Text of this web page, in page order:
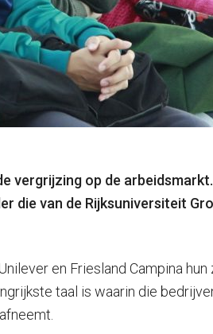
vergrijzing op de
die van de Rijksuniversiteit
en Friesland Campina
taal is waarin die